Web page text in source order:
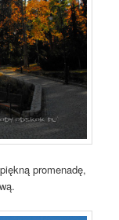
promenadę,